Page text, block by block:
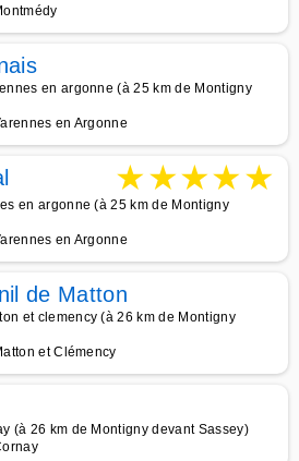
en argonne (à 25 km de Montigny
en Argonne
★★★★★
en argonne (à 25 km de Montigny
en Argonne
de Matton
et clemency (à 26 km de Montigny
et Clémency
(à 26 km de Montigny devant Sassey)